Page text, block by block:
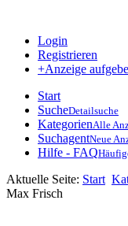
Login
Registrieren
+Anzeige
Start
SucheDetailsuche
KategorienAlle
SuchagentNeue
Hilfe - FAQ
Aktuelle Seite: Start
Max Frisch